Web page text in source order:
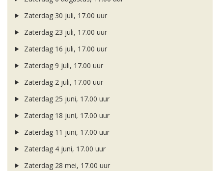
Zaterdag 30 juli, 17.00 uur
Zaterdag 23 juli, 17.00 uur
Zaterdag 16 juli, 17.00 uur
Zaterdag 9 juli, 17.00 uur
Zaterdag 2 juli, 17.00 uur
Zaterdag 25 juni, 17.00 uur
Zaterdag 18 juni, 17.00 uur
Zaterdag 11 juni, 17.00 uur
Zaterdag 4 juni, 17.00 uur
Zaterdag 28 mei, 17.00 uur